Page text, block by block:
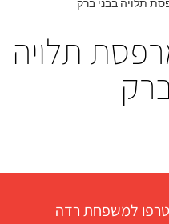
תלויה בבני ברק
תלויה
למשפחת רדה